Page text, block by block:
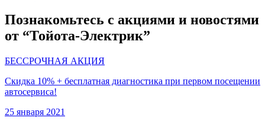
Познакомьтесь с акциями и новостями
от “Тойота-Электрик”
БЕССРОЧНАЯ АКЦИЯ
Скидка 10% + бесплатная диагностика при первом посещении
автосервиса!
25 января 2021